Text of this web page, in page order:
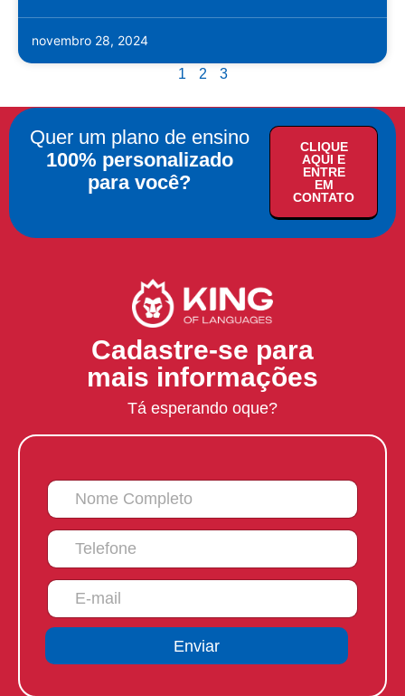
novembro 28, 2024
1 2 3
Quer um plano de ensino
100% personalizado
para você?
CLIQUE
AQUI E
ENTRE
EM
CONTATO
Cadastre-se para
mais informações
Tá esperando oque?
Enviar